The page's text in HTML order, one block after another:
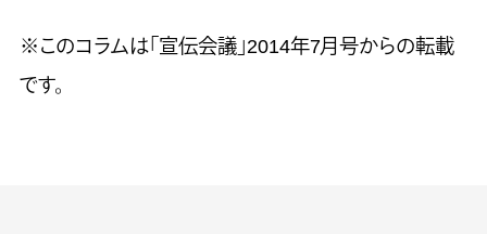
※このコラムは「宣伝会議」2014年7月号からの転載
です。